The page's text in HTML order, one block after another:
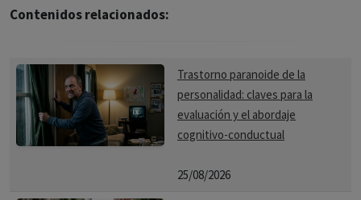
Contenidos relacionados:
Trastorno paranoide de la
personalidad: claves para la
evaluación y el abordaje
cognitivo-conductual
25/08/2026